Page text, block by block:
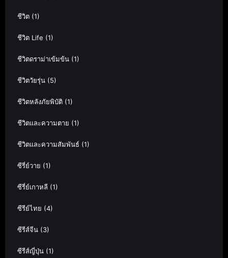
ชีวิต (1)
ชีวิต Life (1)
ชีวิตดราม่าเข้มข้น (1)
ชีวิตวัยรุ่น (5)
ชีวิตหลังภัยพิบัติ (1)
ชีวิตและความตาย (1)
ชีวิตและความสัมพันธ์ (1)
ซีรี่ย์วาย (1)
ซีรี่ย์เกาหลี (1)
ซีรีย์ไทย (4)
ซีรีส์จีน (3)
ซีรีส์ญี่ปุ่น (1)